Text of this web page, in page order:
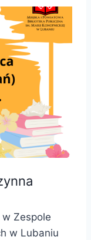
Zespole
w Lubaniu